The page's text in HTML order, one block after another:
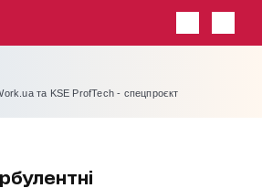
та KSE ProfTech - спецпроєкт